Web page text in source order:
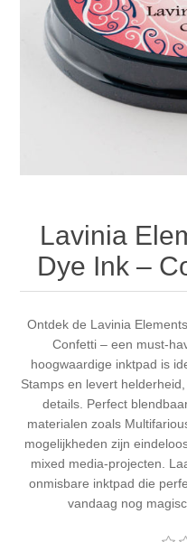
Stompkaarsen
Magic
Personen
Alcohol ink
Embossing
Inkleuren
Gummiapan
Lavinia Stamps
Ranger
Staedtler
Inspiratie
Art Journal 2025
Kaarten 2023
kaarten 2022
Art journal 2022
Kaarten 2021
Lavinia
Dye Ink –
Ontdek de Lavinia
Confetti – een must-
hoogwaardige inktpad is
Stamps en levert
details. Perfect
materialen zoals
mogelijkheden zijn
mixed media-projecten.
onmisbare inktpad die
vandaag nog